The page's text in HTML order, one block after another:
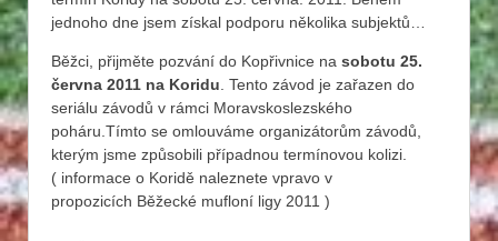
jednoho dne jsem získal podporu několika subjektů…
Běžci, přijměte pozvání do Kopřivnice na sobotu 25.
června 2011 na Koridu . Tento závod je zařazen do
seriálu závodů v rámci Moravskoslezského
poháru.Tímto se omlouváme organizátorům závodů,
kterým jsme způsobili případnou termínovou kolizi.
( informace o Koridě naleznete vpravo v
propozicích Běžecké mufloní ligy 2011 )